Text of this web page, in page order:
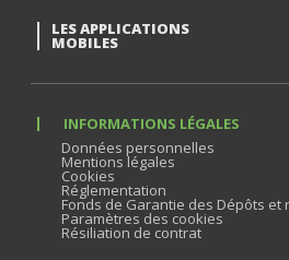
LES APPLICATIONS
MOBILES
INFORMATIONS LÉGALES
Données personnelles
Mentions légales
Cookies
Réglementation
Fonds de Garantie des Dépôts et
Paramètres des cookies
Résiliation de contrat